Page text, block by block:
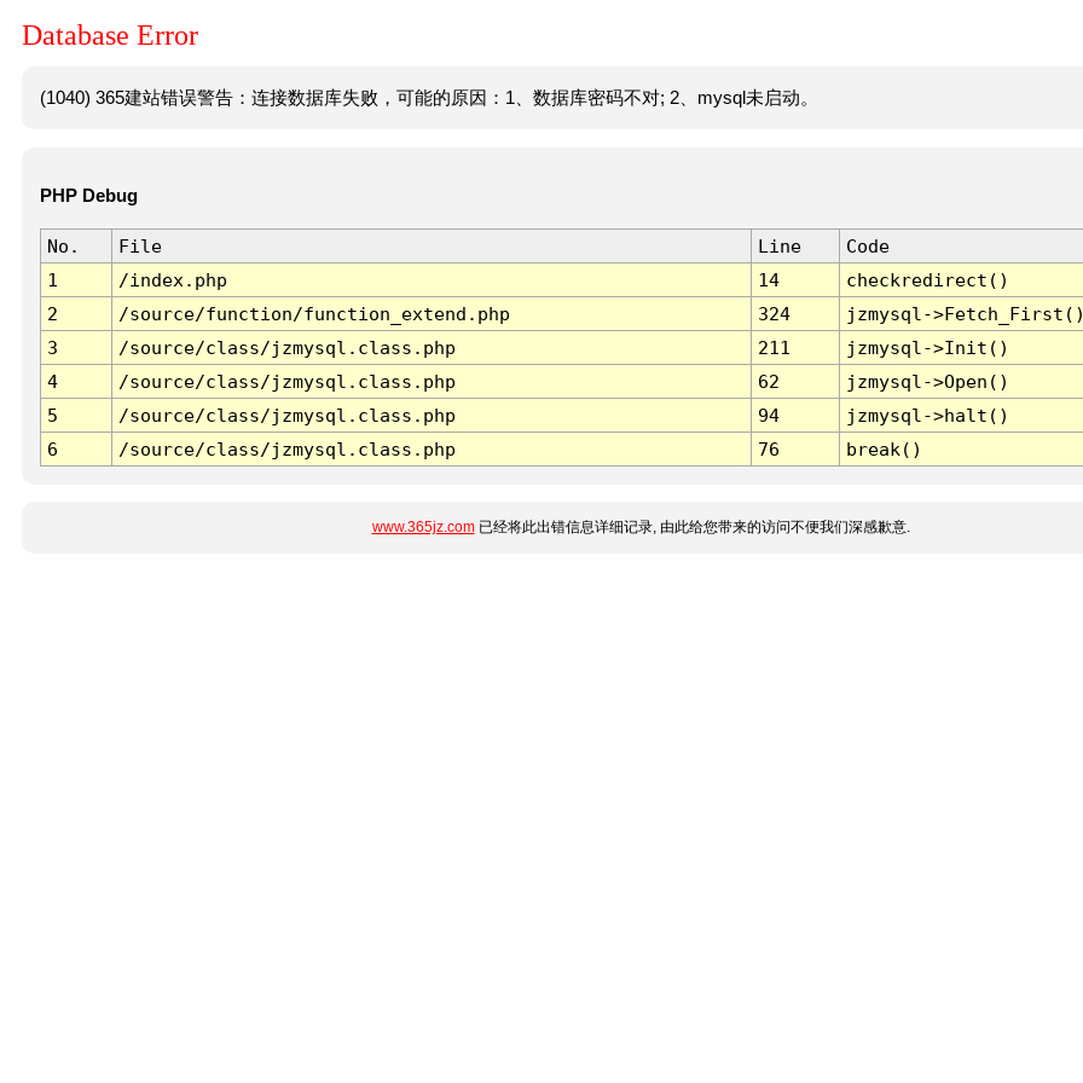
Database Error
(1040) 365建站错误警告：连接数据库失败，可能的原因：1、数据库密码不对; 2、mysql未启动。
PHP Debug
No. File Line
Code
1
/index.php 14
checkredirect()
2
/source/function/function_extend.php 324
jzmysql-
3
/source/class/jzmysql.class.php 211
jzmysql->Init()
4
/source/class/jzmysql.class.php 62
jzmysql->Open()
5
/source/class/jzmysql.class.php 94
jzmysql->halt()
6
/source/class/jzmysql.class.php 76 break()
www.365jz.com已经将此出错信息详细记录, 由此给您带来的访问不便我们深感歉意.